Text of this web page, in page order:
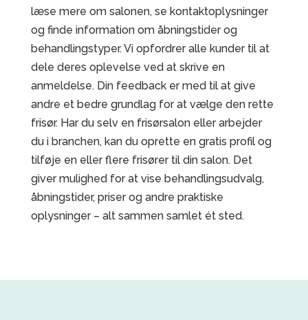
læse mere om salonen, se kontaktoplysninger
og finde information om åbningstider og
behandlingstyper. Vi opfordrer alle kunder til at
dele deres oplevelse ved at skrive en
anmeldelse. Din feedback er med til at give
andre et bedre grundlag for at vælge den rette
frisør. Har du selv en frisørsalon eller arbejder
du i branchen, kan du oprette en gratis profil og
tilføje en eller flere frisører til din salon. Det
giver mulighed for at vise behandlingsudvalg,
åbningstider, priser og andre praktiske
oplysninger – alt sammen samlet ét sted.